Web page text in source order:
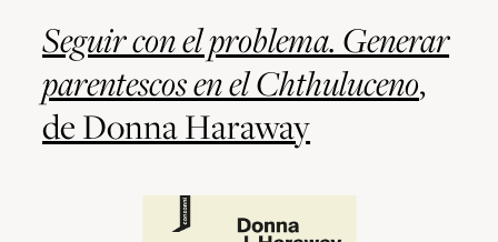
Seguir con el problema. Generar
parentescos en el Chthuluceno,
de Donna Haraway